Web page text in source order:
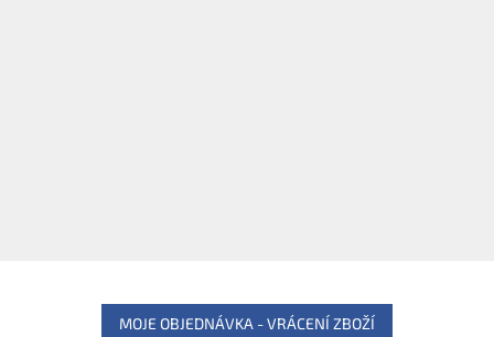
MOJE OBJEDNÁVKA - VRÁCENÍ ZBOŽÍ